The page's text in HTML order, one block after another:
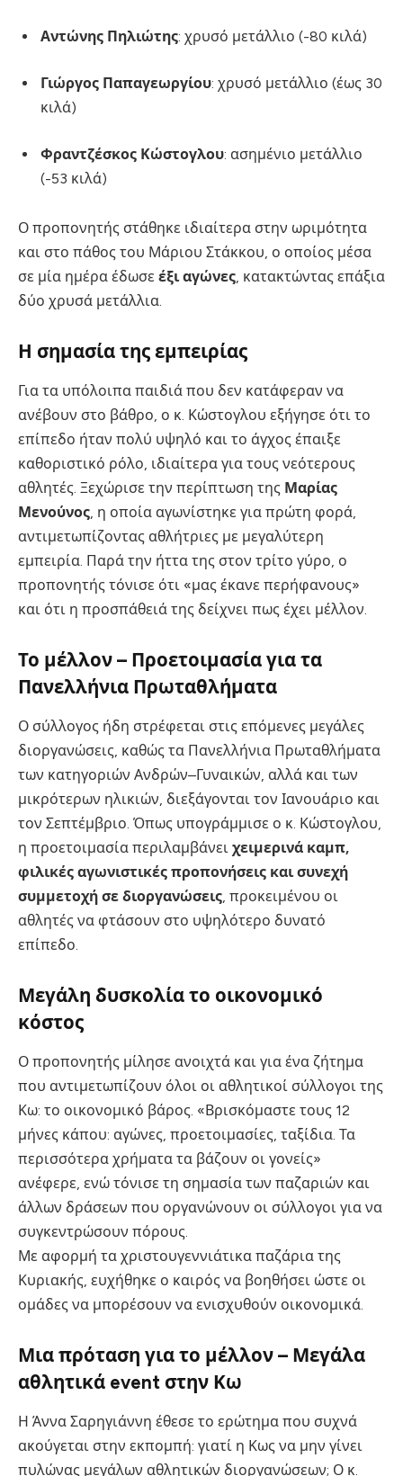
Αντώνης Πηλιώτης: χρυσό μετάλλιο (-80 κιλά)
Γιώργος Παπαγεωργίου: χρυσό μετάλλιο (έως 30
κιλά)
Φραντζέσκος Κώστογλου: ασημένιο μετάλλιο
(-53 κιλά)
Ο προπονητής στάθηκε ιδιαίτερα στην ωριμότητα
και στο πάθος του Μάριου Στάκκου, ο οποίος μέσα
σε μία ημέρα έδωσε έξι αγώνες, κατακτώντας επάξια
δύο χρυσά μετάλλια.
Η σημασία της εμπειρίας
Για τα υπόλοιπα παιδιά που δεν κατάφεραν να
ανέβουν στο βάθρο, ο κ. Κώστογλου εξήγησε ότι το
επίπεδο ήταν πολύ υψηλό και το άγχος έπαιξε
καθοριστικό ρόλο, ιδιαίτερα για τους νεότερους
αθλητές. Ξεχώρισε την περίπτωση της Μαρίας
Μενούνος, η οποία αγωνίστηκε για πρώτη φορά,
αντιμετωπίζοντας αθλήτριες με μεγαλύτερη
εμπειρία. Παρά την ήττα της στον τρίτο γύρο, ο
προπονητής τόνισε ότι «μας έκανε περήφανους»
και ότι η προσπάθειά της δείχνει πως έχει μέλλον.
Το μέλλον – Προετοιμασία για τα
Πανελλήνια Πρωταθλήματα
Ο σύλλογος ήδη στρέφεται στις επόμενες μεγάλες
διοργανώσεις, καθώς τα Πανελλήνια Πρωταθλήματα
των κατηγοριών Ανδρών–Γυναικών, αλλά και των
μικρότερων ηλικιών, διεξάγονται τον Ιανουάριο και
τον Σεπτέμβριο. Όπως υπογράμμισε ο κ. Κώστογλου,
η προετοιμασία περιλαμβάνει χειμερινά καμπ,
φιλικές αγωνιστικές προπονήσεις και συνεχή
συμμετοχή σε διοργανώσεις, προκειμένου οι
αθλητές να φτάσουν στο υψηλότερο δυνατό
επίπεδο.
Μεγάλη δυσκολία το οικονομικό
κόστος
Ο προπονητής μίλησε ανοιχτά και για ένα ζήτημα
που αντιμετωπίζουν όλοι οι αθλητικοί σύλλογοι της
Κω: το οικονομικό βάρος. «Βρισκόμαστε τους 12
μήνες κάπου: αγώνες, προετοιμασίες, ταξίδια. Τα
περισσότερα χρήματα τα βάζουν οι γονείς»
ανέφερε, ενώ τόνισε τη σημασία των παζαριών και
άλλων δράσεων που οργανώνουν οι σύλλογοι για να
συγκεντρώσουν πόρους.
Με αφορμή τα χριστουγεννιάτικα παζάρια της
Κυριακής, ευχήθηκε ο καιρός να βοηθήσει ώστε οι
ομάδες να μπορέσουν να ενισχυθούν οικονομικά.
Μια πρόταση για το μέλλον – Μεγάλα
αθλητικά event στην Κω
Η Άννα Σαρηγιάννη έθεσε το ερώτημα που συχνά
ακούγεται στην εκπομπή: γιατί η Κως να μην γίνει
πυλώνας μεγάλων αθλητικών διοργανώσεων; Ο κ.